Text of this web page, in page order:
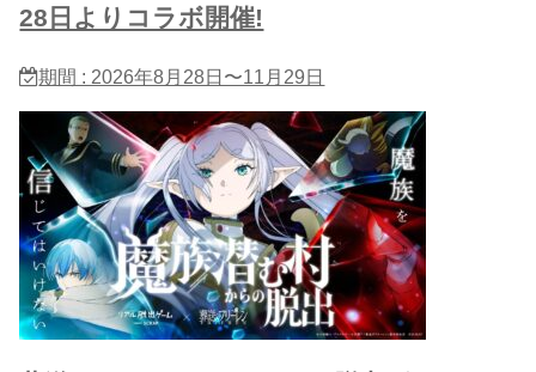
28日よりコラボ開催!
期間 : 2026年8月28日〜11月29日